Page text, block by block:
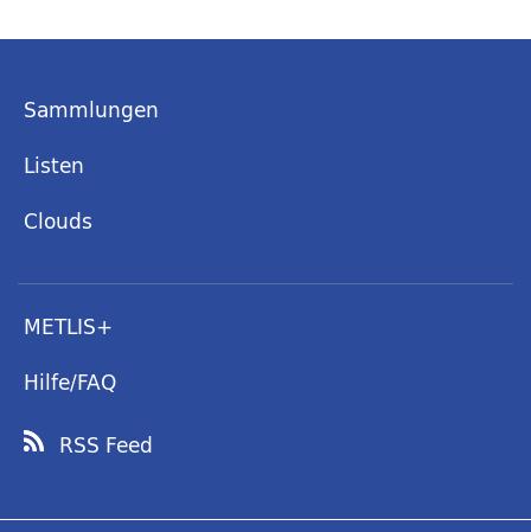
Sammlungen
Listen
Clouds
METLIS+
Hilfe/FAQ
RSS Feed